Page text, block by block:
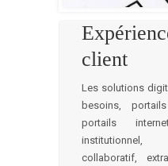
client
Les solutions
besoins,
portails
collaboratif,